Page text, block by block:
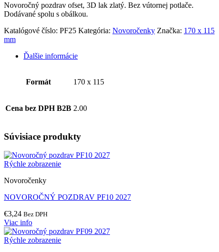
Novoročný pozdrav ofset, 3D lak zlatý. Bez vútornej potlače.
Dodávané spolu s obálkou.
Katalógové číslo: PF25 Kategória: Novoročenky Značka: 170 x 115
mm
Ďalšie informácie
Formát 170 x 115
Cena bez DPH B2B 2.00
Súvisiace produkty
Rýchle zobrazenie
Novoročenky
NOVOROČNÝ POZDRAV PF10 2027
€3,24 Bez DPH
Viac info
Rýchle zobrazenie